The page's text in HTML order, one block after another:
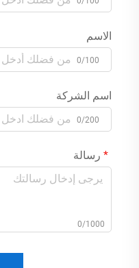
الاسم
0/100
اسم الشركة
0/200
رسالة
0/1000